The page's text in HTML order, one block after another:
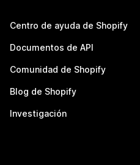
Centro de ayuda de Shopify
Documentos de API
Comunidad de Shopify
Blog de Shopify
Investigación